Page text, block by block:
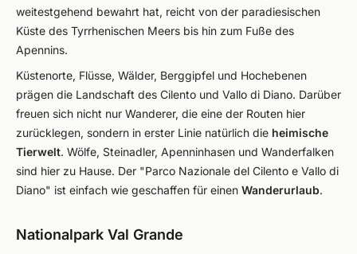
weitestgehend bewahrt hat, reicht von der paradiesischen
Küste des Tyrrhenischen Meers bis hin zum Fuße des
Apennins.
Küstenorte, Flüsse, Wälder, Berggipfel und Hochebenen
prägen die Landschaft des Cilento und Vallo di Diano. Darüber
freuen sich nicht nur Wanderer, die eine der Routen hier
zurücklegen, sondern in erster Linie natürlich die heimische
Tierwelt. Wölfe, Steinadler, Apenninhasen und Wanderfalken
sind hier zu Hause. Der "Parco Nazionale del Cilento e Vallo di
Diano" ist einfach wie geschaffen für einen Wanderurlaub.
Nationalpark Val Grande